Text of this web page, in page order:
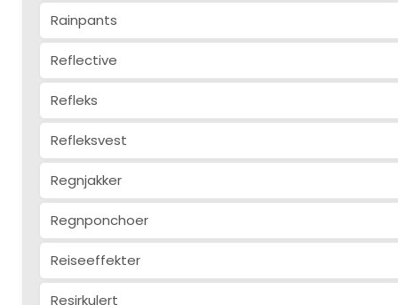
Rainpants
Reflective
Refleks
Refleksvest
Regnjakker
Regnponchoer
Reiseeffekter
Resirkulert